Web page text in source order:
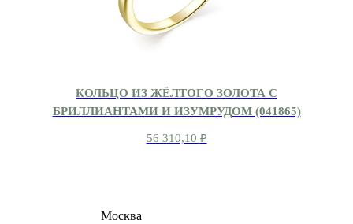
КОЛЬЦО ИЗ ЖЁЛТОГО ЗОЛОТА С
БРИЛЛИАНТАМИ И ИЗУМРУДОМ (041865)
56 310,10 ₽
Москва